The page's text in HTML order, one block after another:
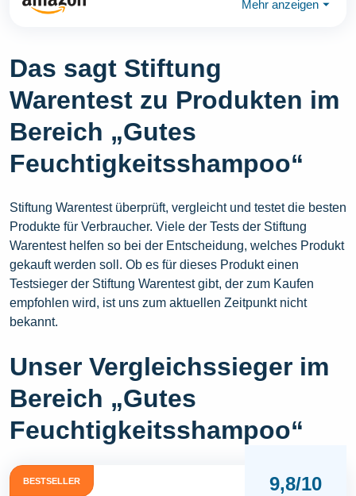
Mehr anzeigen ⏷
Das sagt Stiftung
Warentest zu Produkten im
Bereich „Gutes
Feuchtigkeitsshampoo“
Stiftung Warentest überprüft, vergleicht und testet die besten
Produkte für Verbraucher. Viele der Tests der Stiftung
Warentest helfen so bei der Entscheidung, welches Produkt
gekauft werden soll. Ob es für dieses Produkt einen
Testsieger der Stiftung Warentest gibt, der zum Kaufen
empfohlen wird, ist uns zum aktuellen Zeitpunkt nicht
bekannt.
Unser Vergleichssieger im
Bereich „Gutes
Feuchtigkeitsshampoo“
BESTSELLER 9,8/10